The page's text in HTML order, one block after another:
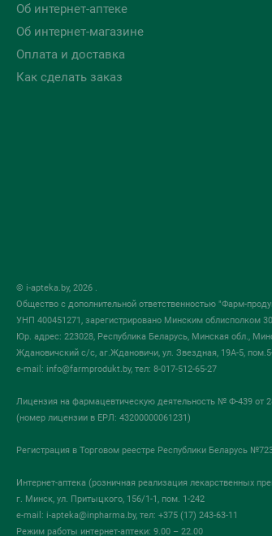
Об интернет-аптеке
Об интернет-магазине
Оплата и доставка
Как сделать заказ
© i-apteka.by, 2026 .
Общество с дополнительной ответственностью "Фарм-
УНП 400451271, зарегистрировано Минским облисполком
Юр. адрес: 223028, Республика Беларусь, Минская обл.,
Ждановичский с/с, аг.Ждановичи, ул. Звездная, 19А-5,
e-mail: info@farmprodukt.by, тел: 8-017-512-65-27
Лицензия на фармацевтическую деятельность № Ф-439 от
(номер лицензии в ЕРЛ: 43200000061231)
Регистрация в Торговом реестре Республики Беларусь
Интернет-аптека (розничная реализация лекарственных
г. Минск, ул. Притыцкого, 156/1-1, пом. 1-242
e-mail: i-apteka@inpharma.by, тел: +375 (17) 243-63-11
Режим работы интернет-аптеки: 9.00 – 22.00